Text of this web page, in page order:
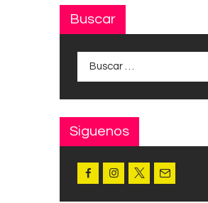
Buscar
Siguenos